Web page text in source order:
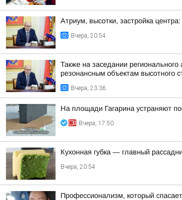
Атриум, высотки, застройка
Вчера, 20:54
Также на заседании
резонансным объектам высотного
Вчера, 23:36
На площади Гагарина устраняют
Вчера, 17:50
Кухонная губка — главный
Вчера, 20:54
Профессионализм, который